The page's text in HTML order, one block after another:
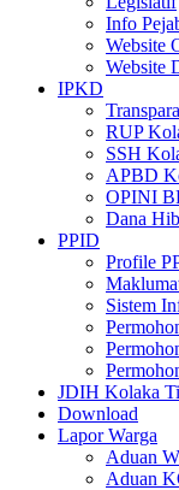
Info
Website
Website
IPKD
RUP
SSH
APBD
OPINI
Dana
PPID
Profile
Sistem
JDIH Kolaka
Download
Lapor Warga
Aduan
Aduan